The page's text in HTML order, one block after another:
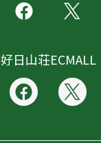
好日山荘ECMALL